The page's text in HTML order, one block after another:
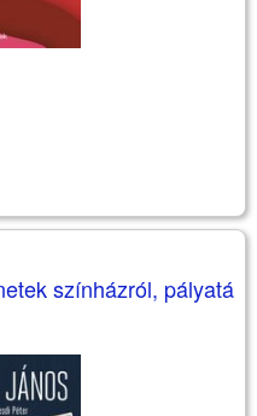
színházról, pályatá